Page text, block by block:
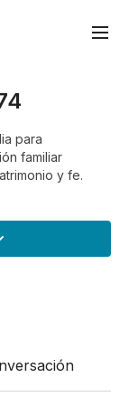
para
familiar
y fe.